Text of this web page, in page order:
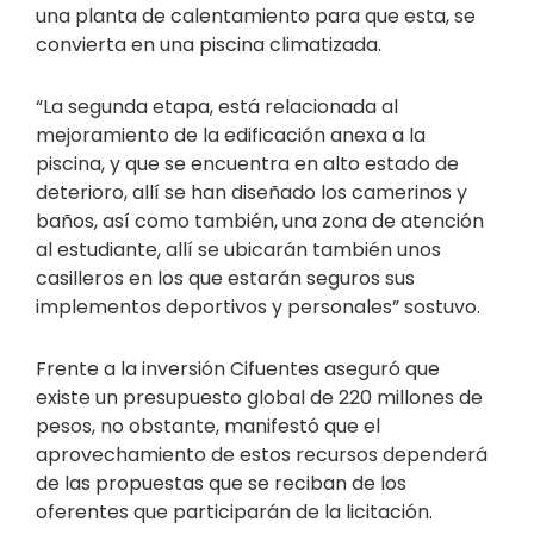
una planta de calentamiento para que esta, se
convierta en una piscina climatizada.
“La segunda etapa, está relacionada al
mejoramiento de la edificación anexa a la
piscina, y que se encuentra en alto estado de
deterioro, allí se han diseñado los camerinos y
baños, así como también, una zona de atención
al estudiante, allí se ubicarán también unos
casilleros en los que estarán seguros sus
implementos deportivos y personales” sostuvo.
Frente a la inversión Cifuentes aseguró que
existe un presupuesto global de 220 millones de
pesos, no obstante, manifestó que el
aprovechamiento de estos recursos dependerá
de las propuestas que se reciban de los
oferentes que participarán de la licitación.